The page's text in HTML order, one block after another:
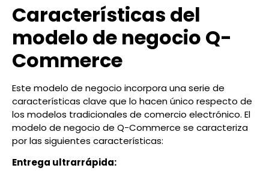
Características del
modelo de negocio Q-
Commerce
Este modelo de negocio incorpora una serie de
características clave que lo hacen único respecto de
los modelos tradicionales de comercio electrónico. El
modelo de negocio de Q-Commerce se caracteriza
por las siguientes características:
Entrega ultrarrápida: